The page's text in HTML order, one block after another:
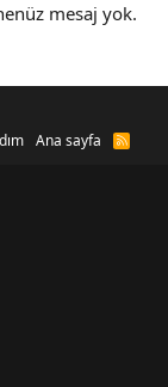
mesaj yok.
Ana sayfa
R